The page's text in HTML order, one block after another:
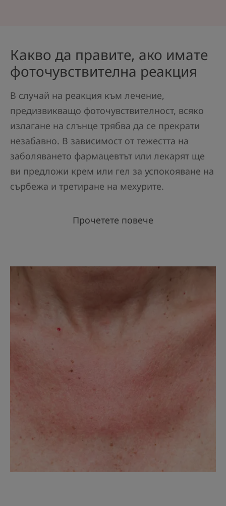
Какво да правите, ако имате
фоточувствителна реакция
В случай на реакция към лечение,
предизвикващо фоточувствителност, всяко
излагане на слънце трябва да се прекрати
незабавно. В зависимост от тежестта на
заболяването фармацевтът или лекарят ще
ви предложи крем или гел за успокояване на
сърбежа и третиране на мехурите.
Прочетете повече